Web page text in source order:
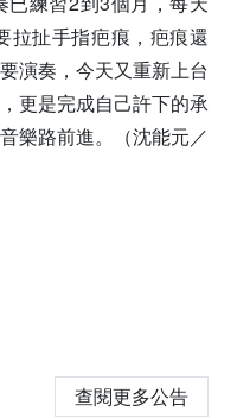
拉扯手指疤痕，疤痕還
演奏，今天又重新上台
更是完成自己許下的承
樂路前進。（沈能元／
查閱更多公告